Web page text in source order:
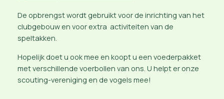
De opbrengst wordt gebruikt voor de inrichting van het
clubgebouw en voor extra activiteiten van de
speltakken.
Hopelijk doet u ook mee en koopt u een voederpakket
met verschillende voerbollen van ons. U helpt er onze
scouting-vereniging en de vogels mee!